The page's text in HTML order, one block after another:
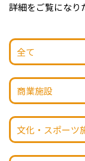
詳細をご覧になり
全て
商業施設
文化・スポーツ